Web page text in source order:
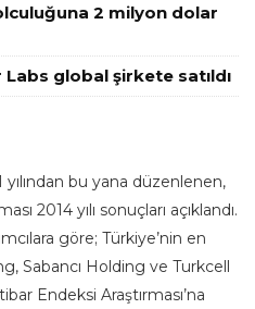
2 milyon dolar
global şirkete satıldı
bu yana düzenlenen,
2014 yılı sonuçları açıklandı.
göre; Türkiye’nin en
Sabancı Holding ve Turkcell
Endeksi Araştırması’na